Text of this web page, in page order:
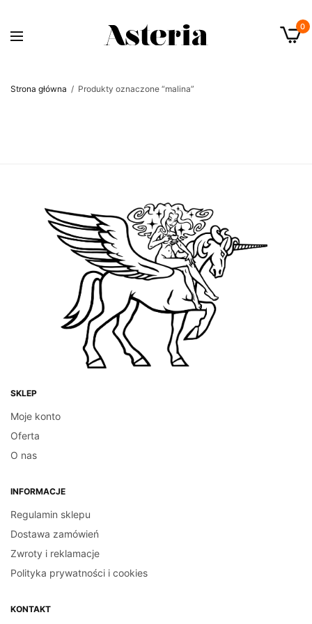
0
Strona główna / Produkty oznaczone “malina”
SKLEP
Moje konto
Oferta
O nas
INFORMACJE
Regulamin sklepu
Dostawa zamówień
Zwroty i reklamacje
Polityka prywatności i cookies
KONTAKT